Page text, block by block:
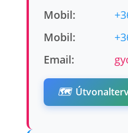
Mobil:
Mobil:
Email:
🗺️